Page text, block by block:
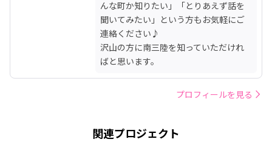
んな町か知りたい」「とりあえず話を
聞いてみたい」という方もお気軽にご
連絡ください♪
沢山の方に南三陸を知っていただけれ
ばと思います。
プロフィールを見る
関連プロジェクト